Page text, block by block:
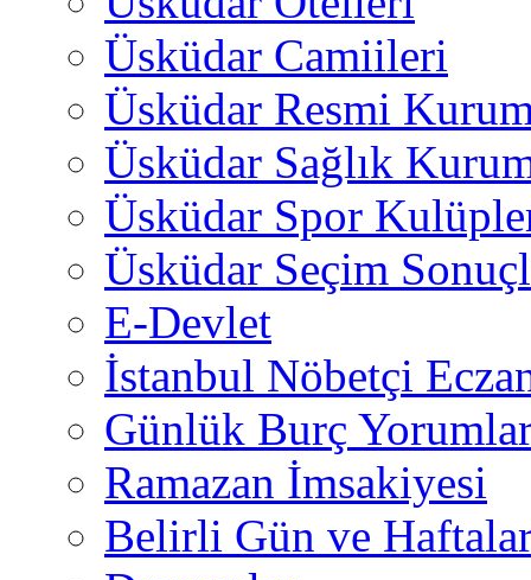
Üsküdar Camiileri
Üsküdar Resmi
Üsküdar Sağlık
Üsküdar Spor
Üsküdar Seçim
E-Devlet
İstanbul Nöbetçi
Günlük Burç
Ramazan İmsakiyesi
Belirli Gün ve